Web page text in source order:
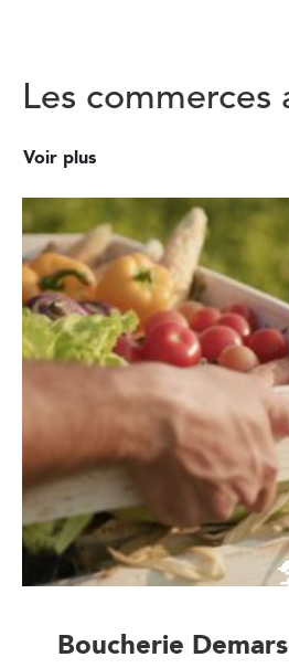
Les commerces
Voir plus
Boucherie Demars